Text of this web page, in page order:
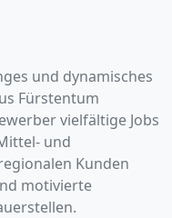
und dynamisches
Fürstentum
vielfältige Jobs
und
Kunden
motivierte